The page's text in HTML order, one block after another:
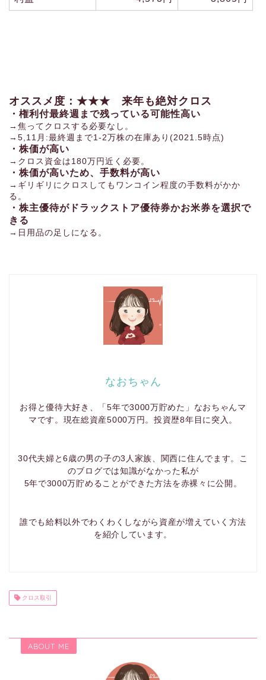
オススメ度：★★★ 来年も絶対クロス
・権利付最終週まで残っている可能性高い
→焦ってクロスする必要なし。
→5,11月:最終週まで1-2万株の在庫あり(2021.5時点)
・株価が高い
→クロス資金は180万円近く必要。
・株価が高いため、手数料が高い
→ギリギリにクロスしてもワンコイン程度の手数料がかか
る。
・株主優待がドラックストア優待券かお米券を選択で
きる
→日用品の足しになる。
なおちゃん
お得と優待大好き、「5年で3000万貯めた」なおちゃんマ
マです。現在総資産5000万円。投資歴8年目に突入。
30代夫婦と6歳の男の子の3人家族、関西に住んでます。こ
のブログでは知識がなかった私が
5年で3000万貯めることができた方法を赤裸々に公開。
誰でも給料以外でわくわくしながら資産が増えていく方法
を紹介しています。
クロス取引
ABOUT ME